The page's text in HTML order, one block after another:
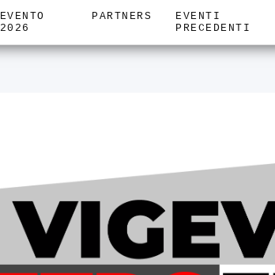
EVENTO
2026
PARTNERS
EVENTI
PRECEDENTI